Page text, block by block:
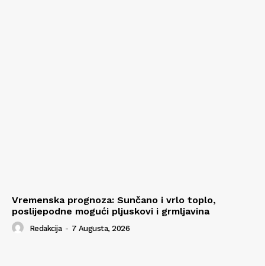
Vremenska prognoza: Sunčano i vrlo toplo,
poslijepodne mogući pljuskovi i grmljavina
Redakcija - 7 Augusta, 2026